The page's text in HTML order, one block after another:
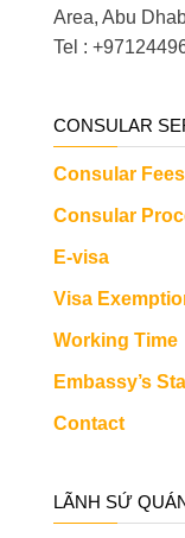
Area, Abu
Tel :
CONSULAR
Consular
Consular
E-visa
Visa
Working Time
Embassy’s
Contact
LÃNH SỨ